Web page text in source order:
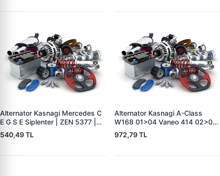
BOSCH F 00M 991
Alternator Kasnagi Mercedes C
E G S E Siplenter | ZEN 5377 |
OEM F00M991042
540,49 TL
Alternator Kasnagi A-Class
W168 01>04 Vaneo 414 02>05
| ZEN 5411 | OEM A1661550215
972,79 TL